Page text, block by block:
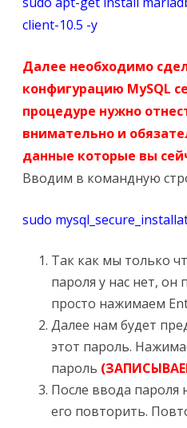
client-10.5 -y
Далее необходимо
конфигурацию MySQL
процедуре нужно
внимательно и
данные которые вы
Вводим в командную
sudo
Так как мы только
пароля у нас нет, он
просто нажимаем
Далее нам будет
этот пароль.
пароль
После ввода пароля
его повторить.